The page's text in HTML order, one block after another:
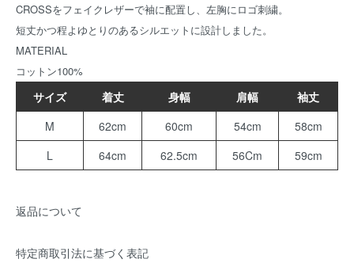
CROSSをフェイクレザーで袖に配置し、左胸にロゴ刺繍。
短丈かつ程よゆとりのあるシルエットに設計しました。
MATERIAL
コットン100%
サイズ 着丈 身幅 肩幅
袖丈
M
62cm 60cm 54cm
58cm
L
64cm 62.5cm 56Cm 59cm
返品について
特定商取引法に基づく表記